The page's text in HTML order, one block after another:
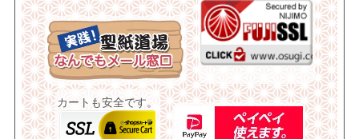
カートも安全です。